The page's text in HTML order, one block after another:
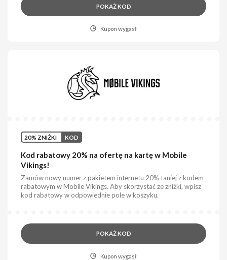
POKAŻ KOD
Kupon wygasł
20% ZNIŻKI KOD
Kod rabatowy 20% na ofertę na kartę w Mobile
Vikings!
Zamów nowy numer z pakietem internetu 20% taniej z kodem
rabatowym w Mobile Vikings. Aby skorzystać ze zniżki, wpisz
kod rabatowy w odpowiednie pole w koszyku.
POKAŻ KOD
Kupon wygasł